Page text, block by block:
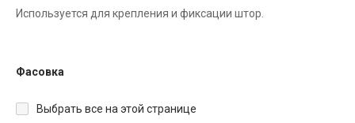
Используется для крепления и фиксации штор.
Фасовка
Выбрать все на этой странице